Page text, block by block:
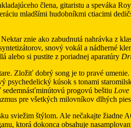
člena, gitaristu a speváka
mladšími hudobníkmi ctiacimi
znie ako zabudnutá nahrávka z
snový vokál a nádherné
alebo si pustite z poriadnej aparatúry
Zložiť dobrý song je to pravé umenie.
psychedelický kúsok s tonami
progovú beštiu Love
pre všetkých milovníkov dlhých
sviežim štýlom. Ale nečakajte žiadne
ktorá dokonca obsahuje